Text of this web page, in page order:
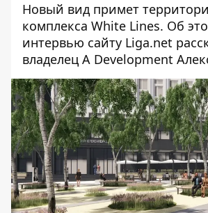
Новый вид примет
комплекса White Lines. Об
интервью сайту Liga.net
владелец A Development